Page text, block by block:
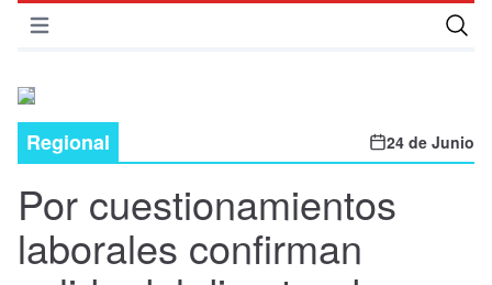
Abrir menú
Deportes
Economía
Entrevistas
Regional 24 de Junio
Por cuestionamientos
laborales confirman